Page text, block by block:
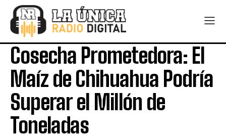
Cosecha Prometedora: El
Maíz de Chihuahua Podría
Superar el Millón de
Toneladas